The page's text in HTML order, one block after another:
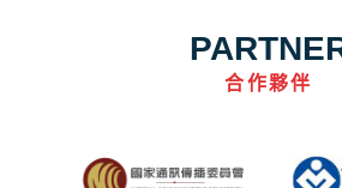
合作夥伴